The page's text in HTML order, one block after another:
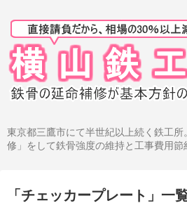
東京都三鷹市にて半世紀以上続く鉄工
修」をして鉄骨強度の維持と工事費用節
「 チェッカープレート 」 一
鉄骨階段・廊下等のサビ補修
鉄骨階段等のサビの原因から
鉄骨階段等の強度の現状復旧
鉄骨階段等の「とりあえず補
ベランダ鉄骨の補修